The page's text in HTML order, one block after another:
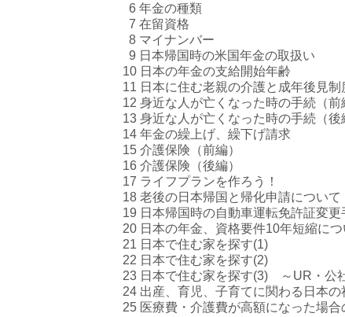
6 年金の種類
7 在留資格
8 マイナンバー
9 日本帰国時の米国年金の取扱い
10 日本の年金の支給開始年齢
11 日本に住む老親の介護と成年後見制
12 身近な人が亡くなった時の手続（前
13 身近な人が亡くなった時の手続（後
14 年金の繰上げ、繰下げ請求
15 介護保険（前編）
16 介護保険（後編）
17 ライフプランを作ろう！
18 老後の日本帰国と帰化申請について
19 日本帰国時の自動車運転免許証変更
20 日本の年金、資格要件10年短縮に
21 日本で住む家を探す(1)
22 日本で住む家を探す(2)
23 日本で住む家を探す(3) ～UR・公
24 出産、育児、子育てに関わる日本の
25 医療費・介護費が高額になった場合